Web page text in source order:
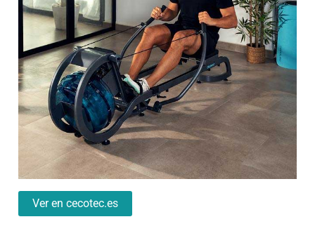
Ver en cecotec.es